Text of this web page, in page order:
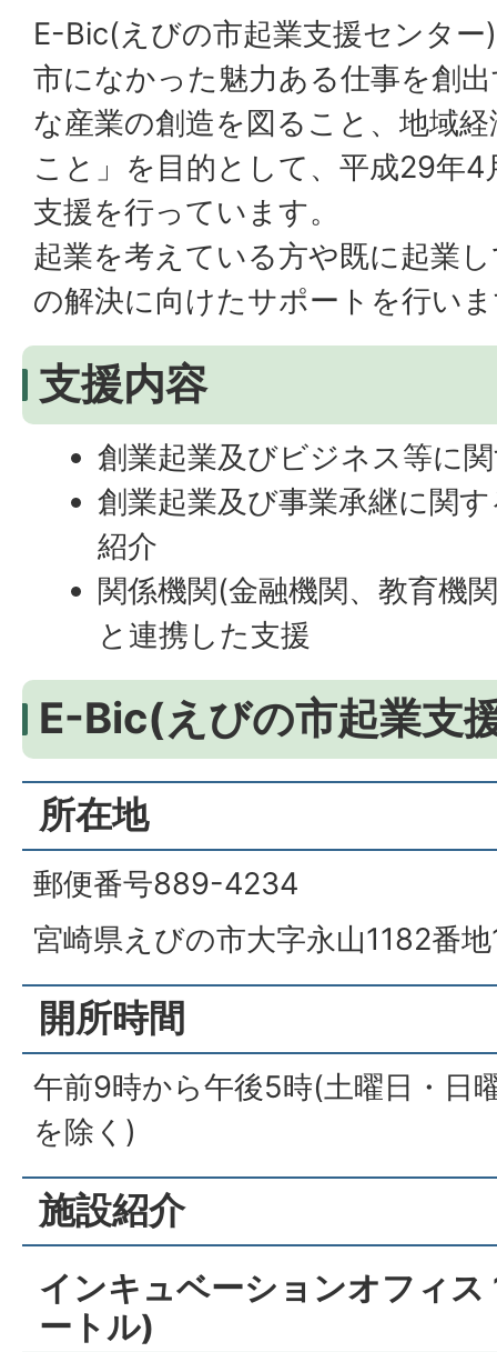
E-Bic(えびの市起業支援センタ
市になかった魅力ある仕事を創
な産業の創造を図ること、地域
こと」を目的として、平成29年4
支援を行っています。
起業を考えている方や既に起業
の解決に向けたサポートを行い
支援内容
創業起業及びビジネス等に
創業起業及び事業承継に関
紹介
関係機関(金融機関、教育機
と連携した支援
E-Bic(えびの市起業支
所在地
郵便番号889-4234
宮崎県えびの市大字永山1182番地
開所時間
午前9時から午後5時(土曜日・日
を除く)
施設紹介
インキュベーションオフィ
ートル)